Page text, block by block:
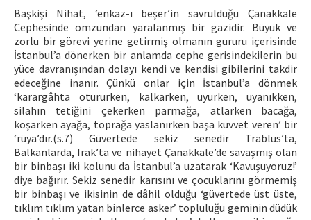
Başkişi Nihat, ‘enkaz-ı beşer’in savrulduğu Çanakkale
Cephesinde omzundan yaralanmış bir gazidir. Büyük ve
zorlu bir görevi yerine getirmiş olmanın gururu içerisinde
İstanbul’a dönerken bir anlamda cephe gerisindekilerin bu
yüce davranışından dolayı kendi ve kendisi gibilerini takdir
edeceğine inanır. Çünkü onlar için İstanbul’a dönmek
‘karargâhta otururken, kalkarken, uyurken, uyanıkken,
silahın tetiğini çekerken parmağa, atlarken bacağa,
koşarken ayağa, toprağa yaslanırken başa kuvvet veren’ bir
‘rüya’dır.(s.7) Güvertede sekiz senedir Trablus’ta,
Balkanlarda, Irak’ta ve nihayet Çanakkale’de savaşmış olan
bir binbaşı iki kolunu da İstanbul’a uzatarak ‘Kavuşuyoruz!’
diye bağırır. Sekiz senedir karısını ve çocuklarını görmemiş
bir binbaşı ve ikisinin de dâhil olduğu ‘güvertede üst üste,
tıklım tıklım yatan binlerce asker’ topluluğu geminin düdük